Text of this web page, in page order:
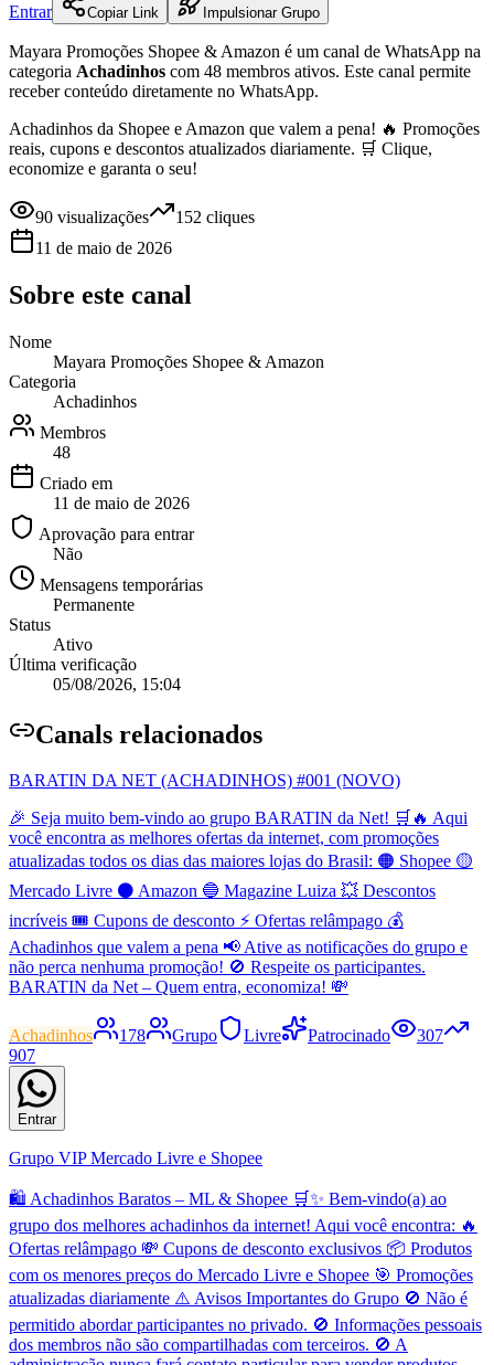
Entrar Copiar Link Impulsionar Grupo
Mayara Promoções Shopee & Amazon é um canal de WhatsApp na
categoria Achadinhos com 48 membros ativos. Este canal permite
receber conteúdo diretamente no WhatsApp.
Achadinhos da Shopee e Amazon que valem a pena! 🔥 Promoções
reais, cupons e descontos atualizados diariamente. 🛒 Clique,
economize e garanta o seu!
90 visualizações 152 cliques
11 de maio de 2026
Sobre este canal
Nome
Mayara Promoções Shopee & Amazon
Categoria
Achadinhos
Membros
48
Criado em
11 de maio de 2026
Aprovação para entrar
Não
Mensagens temporárias
Permanente
Status
Ativo
Última verificação
05/08/2026, 15:04
Canals relacionados
BARATIN DA NET (ACHADINHOS) #001 (NOVO)
🎉 Seja muito bem-vindo ao grupo BARATIN da Net! 🛒🔥 Aqui
você encontra as melhores ofertas da internet, com promoções
atualizadas todos os dias das maiores lojas do Brasil: 🟠 Shopee 🟡
Mercado Livre ⚫ Amazon 🔵 Magazine Luiza 💥 Descontos
incríveis 🎟️ Cupons de desconto ⚡ Ofertas relâmpago 💰
Achadinhos que valem a pena 📢 Ative as notificações do grupo e
não perca nenhuma promoção! 🚫 Respeite os participantes.
BARATIN da Net – Quem entra, economiza! 💸
Achadinhos 178 Grupo Livre Patrocinado
307
907
Entrar
Grupo VIP Mercado Livre e Shopee
🛍️ Achadinhos Baratos – ML & Shopee 🛒✨ Bem-vindo(a) ao
grupo dos melhores achadinhos da internet! Aqui você encontra: 🔥
Ofertas relâmpago 💸 Cupons de desconto exclusivos 📦 Produtos
com os menores preços do Mercado Livre e Shopee 🎯 Promoções
atualizadas diariamente ⚠️ Avisos Importantes do Grupo 🚫 Não é
permitido abordar participantes no privado. 🚫 Informações pessoais
dos membros não são compartilhadas com terceiros. 🚫 A